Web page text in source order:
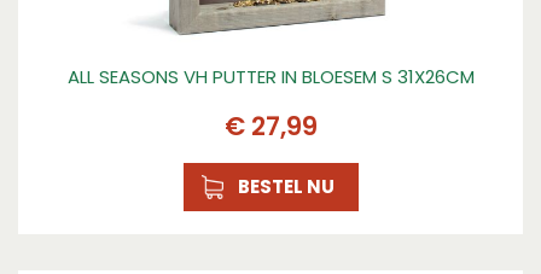
ALL SEASONS VH PUTTER IN BLOESEM S 31X26CM
€ 27,99
BESTEL NU